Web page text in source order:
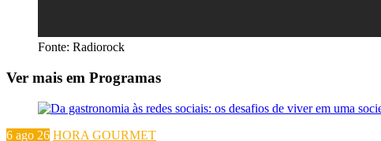
Fonte: Radiorock
Ver mais em Programas
6 ago 26 HORA GOURMET